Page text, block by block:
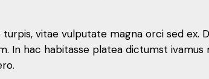
vitae vulputate magna orci sed ex.
vitae vulputate magna orci sed ex.
In hac habitasse platea dictumst